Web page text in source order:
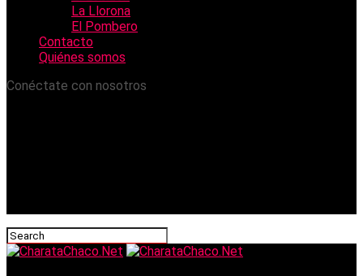
La Llorona
El Pombero
Contacto
Quiénes somos
Conéctate con nosotros